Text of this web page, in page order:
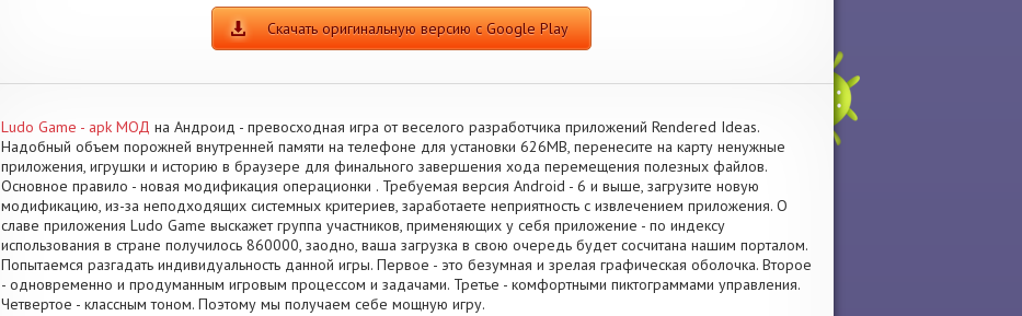
Скачать оригинальную версию с Google Play
Ludo Game - apk МОД на Андроид - превосходная игра от веселого разработчика приложений Rendered Ideas.
Надобный объем порожней внутренней памяти на телефоне для установки 626MB, перенесите на карту ненужные
приложения, игрушки и историю в браузере для финального завершения хода перемещения полезных файлов.
Основное правило - новая модификация операционки . Требуемая версия Android - 6 и выше, загрузите новую
модификацию, из-за неподходящих системных критериев, заработаете неприятность с извлечением приложения. О
славе приложения Ludo Game выскажет группа участников, применяющих у себя приложение - по индексу
использования в стране получилось 860000, заодно, ваша загрузка в свою очередь будет сосчитана нашим порталом.
Попытаемся разгадать индивидуальность данной игры. Первое - это безумная и зрелая графическая оболочка. Второе
- одновременно и продуманным игровым процессом и задачами. Третье - комфортными пиктограммами управления.
Четвертое - классным тоном. Поэтому мы получаем себе мощную игру.